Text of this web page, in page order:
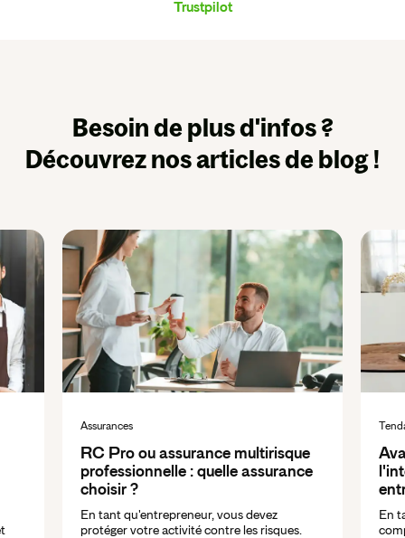
Trustpilot
Besoin de plus d'infos ?
Découvrez nos articles de blog !
Assurances
RC Pro ou assurance multirisque
professionnelle : quelle assurance
choisir ?
En tant qu'entrepreneur, vous devez
protéger votre activité contre les risques.
En